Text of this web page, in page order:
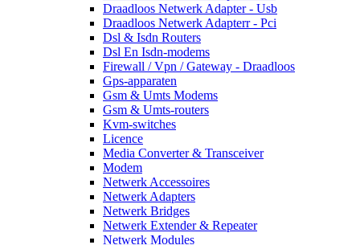
Draadloos Netwerk Adapter - Usb
Draadloos Netwerk Adapterr - Pci
Dsl & Isdn Routers
Dsl En Isdn-modems
Firewall / Vpn / Gateway - Draadloos
Gps-apparaten
Gsm & Umts Modems
Gsm & Umts-routers
Kvm-switches
Licence
Media Converter & Transceiver
Modem
Netwerk Accessoires
Netwerk Adapters
Netwerk Bridges
Netwerk Extender & Repeater
Netwerk Modules